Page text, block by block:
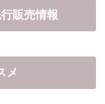
販売情報
メ